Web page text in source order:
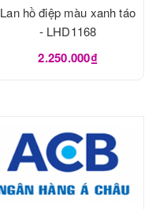
Lan hồ điệp màu xanh táo
- LHD1168
2.250.000₫